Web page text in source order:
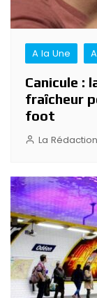
A la Une
Canicule :
fraîcheur
foot
La Rédaction